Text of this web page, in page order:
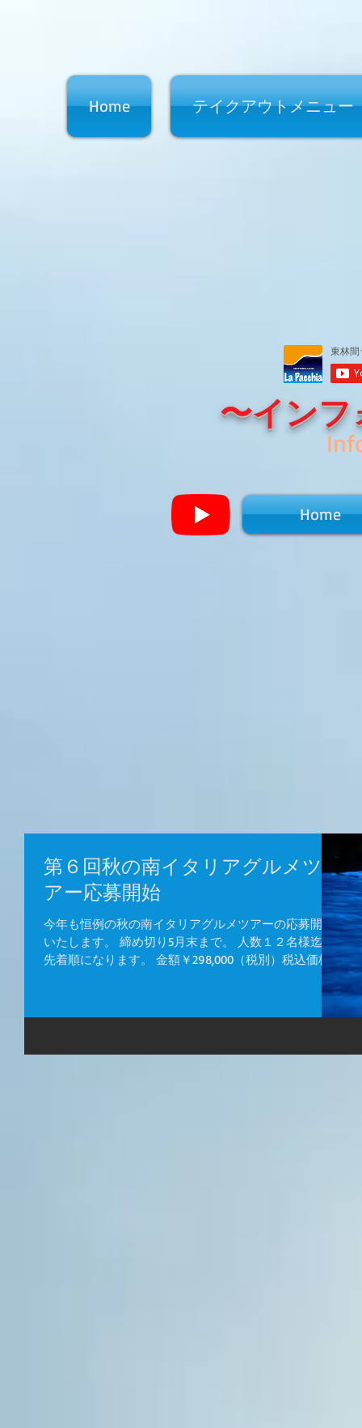
Home テイクアウトメニュー
〜イン
Home
第６回秋の南イタリアグルメツ
アー応募開始
今年も恒例の秋の南イタリアグルメツアーの応募開始
いたします。 締め切り5月末まで。 人数１２名様迄
先着順になります。 金額￥298,000（税別）税込価格
￥321,840 金額に含まれるもの（航空券代、４星クラス